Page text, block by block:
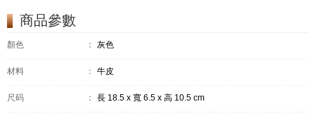
商品參數
顏色 ： 灰色
材料 ： 牛皮
尺码 ： 長 18.5 x 寬 6.5 x 高 10.5 cm